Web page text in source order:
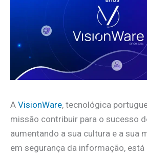
A VisionWare, tecnológica
missão contribuir para o sucesso
aumentando a sua cultura e a sua
em segurança da informação, está